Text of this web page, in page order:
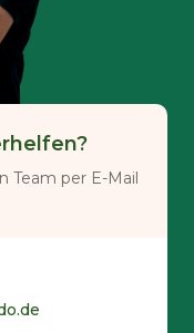
Team per E-Mail